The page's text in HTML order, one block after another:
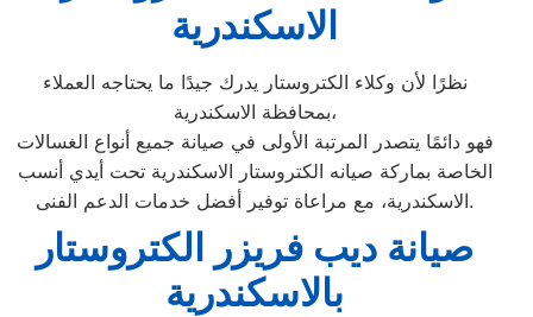
الاسكندرية
نظرًا لأن وكلاء الكتروستار يدرك جيدًا ما يحتاجه العملاء
بمحافظة الاسكندرية،
فهو دائمًا يتصدر المرتبة الأولى في صيانة جميع أنواع الغسالات
الخاصة بماركة صيانه الكتروستار الاسكندرية تحت أيدي أنسب
الاسكندرية، مع مراعاة توفير أفضل خدمات الدعم الفنى.
صيانة ديب فريزر الكتروستار
بالاسكندرية